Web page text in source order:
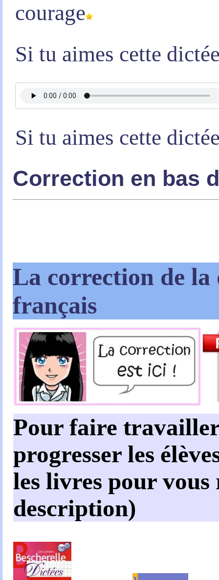
courage
Si tu aimes cette
Si tu aimes cette
Correction en bas
La correction de la
français
Pour faire
progresser les
les livres pour
description)